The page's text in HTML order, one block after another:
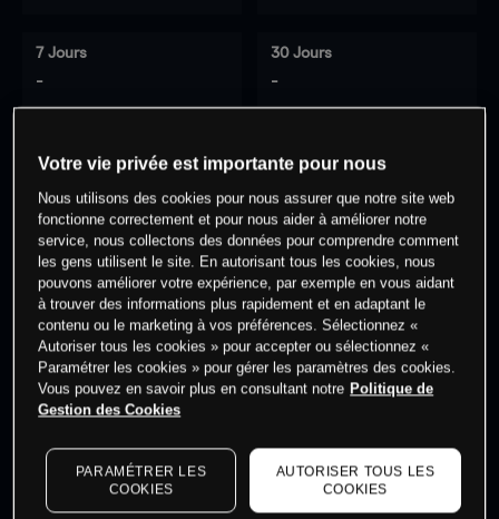
7 Jours
-
30 Jours
-
0 % des clients ont une position à
cet actif
Commencez à trader
dernières données du marché.Log into see latest
market data
Votre vie privée est importante pour nous
Nous utilisons des cookies pour nous assurer que notre site web
fonctionne correctement et pour nous aider à améliorer notre
service, nous collectons des données pour comprendre comment
les gens utilisent le site. En autorisant tous les cookies, nous
pouvons améliorer votre expérience, par exemple en vous aidant
à trouver des informations plus rapidement et en adaptant le
contenu ou le marketing à vos préférences. Sélectionnez «
Autoriser tous les cookies » pour accepter ou sélectionnez «
Paramétrer les cookies » pour gérer les paramètres des cookies.
Vous pouvez en savoir plus en consultant notre Politique de
Gestion des Cookies
PARAMÉTRER LES
COOKIES
AUTORISER TOUS LES
COOKIES